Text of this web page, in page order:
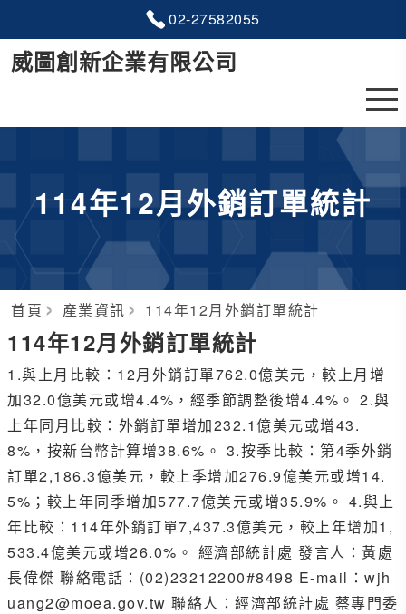
02-27582055
威圖創新企業有限公司
114年12月外銷訂單統計
首頁 產業資訊 114年12月外銷訂單統計
114年12月外銷訂單統計
1.與上月比較：12月外銷訂單762.0億美元，較上月增
加32.0億美元或增4.4%，經季節調整後增4.4%。 2.與
上年同月比較：外銷訂單增加232.1億美元或增43.
8%，按新台幣計算增38.6%。 3.按季比較：第4季外銷
訂單2,186.3億美元，較上季增加276.9億美元或增14.
5%；較上年同季增加577.7億美元或增35.9%。 4.與上
年比較：114年外銷訂單7,437.3億美元，較上年增加1,
533.4億美元或增26.0%。 經濟部統計處 發言人：黃處
長偉傑 聯絡電話：(02)23212200#8498 E-mail：wjh
uang2@moea.gov.tw 聯絡人：經濟部統計處 蔡專門委